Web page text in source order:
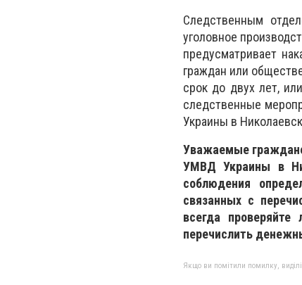
Следственным
уголовное
предусматривает
граждан или
срок до двух лет,
следственные
Украины в
Уважаемые
УМВД Украины в
соблюдения
связанных с
всегда
перечислить
Якщо ви помітили помилку,